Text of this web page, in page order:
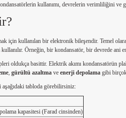
kullanımı, devrelerin verimliliğini ve
için kullanılan bir elektronik bileşendir. Temel
Örneğin, bir kondansatör, bir devrede ani
oldukça basittir. Elektrik akımı kondansatörün
, gürültü azaltma ve enerji depolama gibi
tabloda görebilirsiniz:
kapasitesi (Farad cinsinden)